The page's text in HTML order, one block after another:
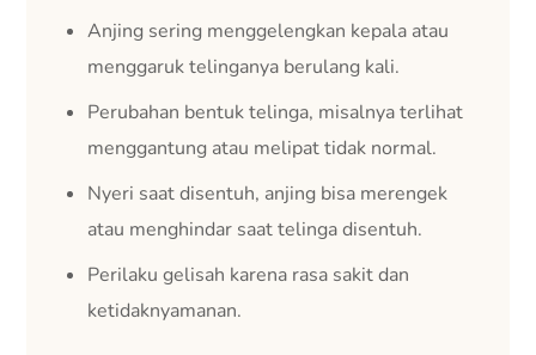
Anjing sering menggelengkan kepala atau
menggaruk telinganya berulang kali.
Perubahan bentuk telinga, misalnya terlihat
menggantung atau melipat tidak normal.
Nyeri saat disentuh, anjing bisa merengek
atau menghindar saat telinga disentuh.
Perilaku gelisah karena rasa sakit dan
ketidaknyamanan.